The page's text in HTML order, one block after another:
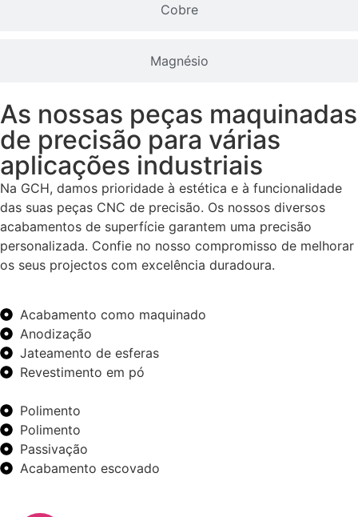
Cobre
Magnésio
As nossas peças maquinadas
de precisão para várias
aplicações industriais
Na GCH, damos prioridade à estética e à funcionalidade
das suas peças CNC de precisão. Os nossos diversos
acabamentos de superfície garantem uma precisão
personalizada. Confie no nosso compromisso de melhorar
os seus projectos com excelência duradoura.
Acabamento como maquinado
Anodização
Jateamento de esferas
Revestimento em pó
Polimento
Polimento
Passivação
Acabamento escovado